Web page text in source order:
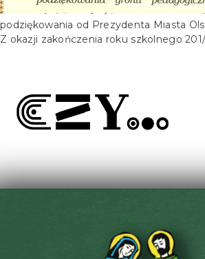
podziękowania od Prezydenta Miasta
Z okazji zakończenia roku szkolnego